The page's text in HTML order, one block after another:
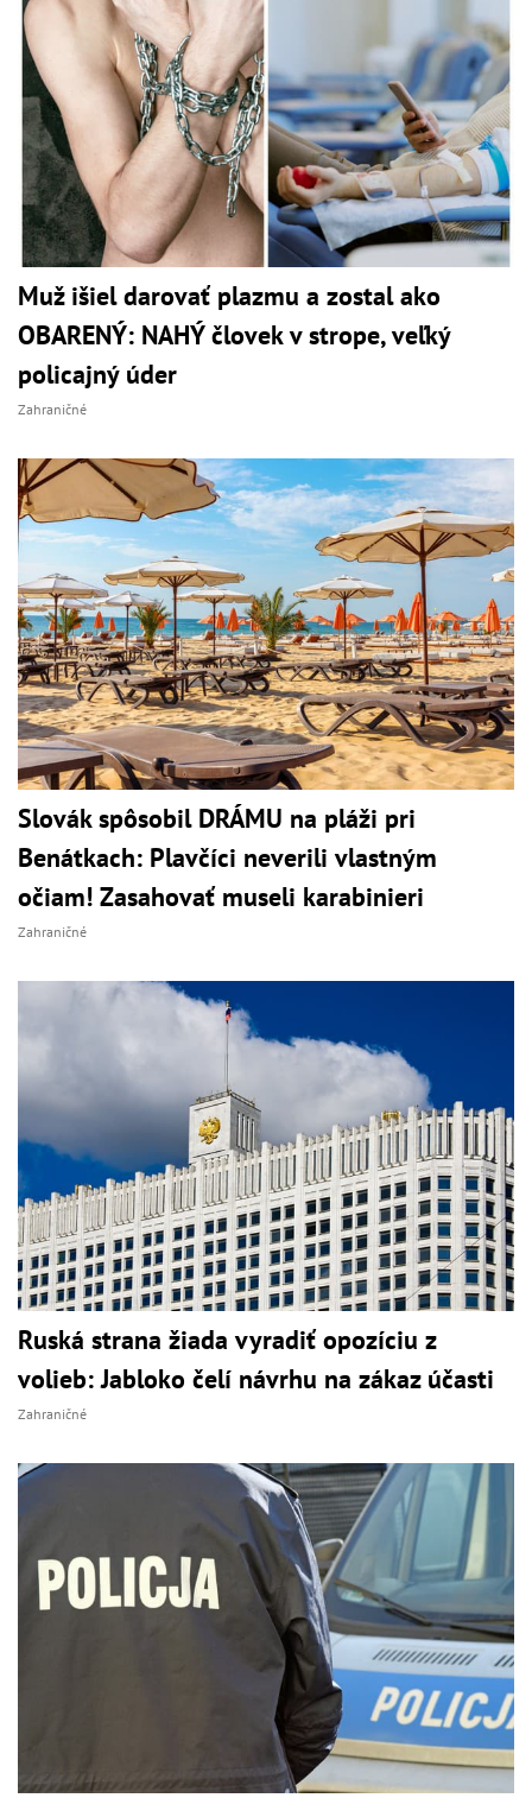
Muž išiel darovať plazmu a zostal ako
OBARENÝ: NAHÝ človek v strope, veľký
policajný úder
Zahraničné
Slovák spôsobil DRÁMU na pláži pri
Benátkach: Plavčíci neverili vlastným
očiam! Zasahovať museli karabinieri
Zahraničné
Ruská strana žiada vyradiť opozíciu z
volieb: Jabloko čelí návrhu na zákaz účasti
Zahraničné